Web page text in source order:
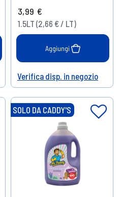
3,99 €
1.5LT (2,66 € / LT)
Aggiungi
Help
Verifica disp. in negozio
SOLO DA CADDY'S